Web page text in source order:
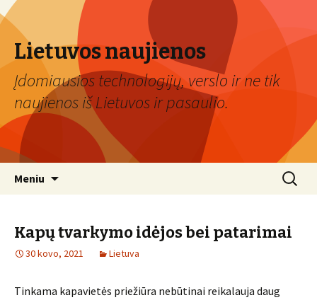
Lietuvos naujienos
Įdomiausios technologijų, verslo ir ne tik
naujienos iš Lietuvos ir pasaulio.
Meniu Ieškoti:
Kapų tvarkymo idėjos bei patarimai
30 kovo, 2021 Lietuva
Tinkama kapavietės priežiūra nebūtinai reikalauja daug